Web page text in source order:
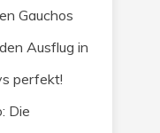
Gauchos
Ausflug in
perfekt!
Die